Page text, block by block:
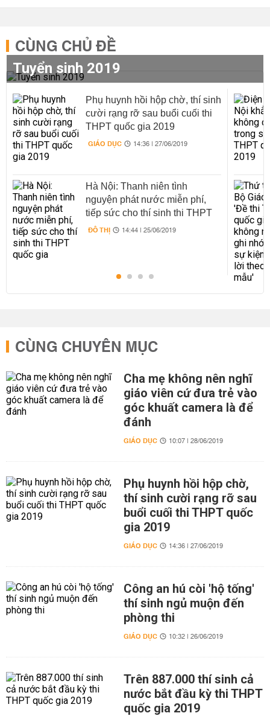
CÙNG CHỦ ĐỀ
Tuyển sinh 2019
Phụ huynh hồi hộp chờ, thí sinh
cười rạng rỡ sau buổi cuối thi
THPT quốc gia 2019
GIÁO DỤC 14:36 | 27/06/2019
Hà Nội: Thanh niên tình
nguyện phát nước miễn phí,
tiếp sức cho thí sinh thi THPT
quốc gia
ĐÔ THỊ 14:44 | 25/06/2019
CÙNG CHUYÊN MỤC
Cha mẹ không nên nghĩ
giáo viên cứ đưa trẻ vào
góc khuất camera là để
đánh
GIÁO DỤC 10:07 | 28/06/2019
Phụ huynh hồi hộp chờ,
thí sinh cười rạng rỡ sau
buổi cuối thi THPT quốc
gia 2019
GIÁO DỤC 14:36 | 27/06/2019
Công an hú còi 'hộ tống'
thí sinh ngủ muộn đến
phòng thi
GIÁO DỤC 10:32 | 26/06/2019
Trên 887.000 thí sinh cả
nước bắt đầu kỳ thi THPT
quốc gia 2019